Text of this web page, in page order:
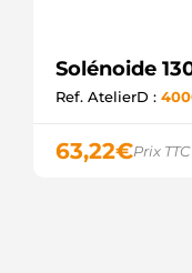
Solénoide
Ref. AtelierD :
63,22€Prix TTC